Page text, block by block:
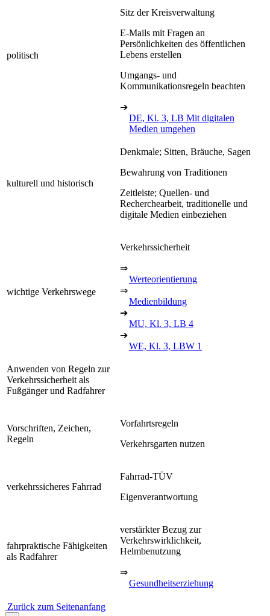
politisch
Sitz der Kreisverwaltung
E-Mails mit Fragen an
Persönlichkeiten des öffentlichen
Lebens erstellen
Umgangs- und
Kommunikationsregeln beachten
➔
DE, Kl. 3, LB Mit digitalen
Medien umgehen
kulturell und historisch
Denkmale; Sitten, Bräuche, Sagen
Bewahrung von Traditionen
Zeitleiste; Quellen- und
Recherchearbeit, traditionelle und
digitale Medien einbeziehen
wichtige Verkehrswege
Verkehrssicherheit
⇒
Werteorientierung
⇒
Medienbildung
➔
MU, Kl. 3, LB 4
➔
WE, Kl. 3, LBW 1
Anwenden von Regeln zur
Verkehrssicherheit als
Fußgänger und Radfahrer
Vorschriften, Zeichen,
Regeln
Vorfahrtsregeln
Verkehrsgarten nutzen
verkehrssicheres Fahrrad
Fahrrad-TÜV
Eigenverantwortung
fahrpraktische Fähigkeiten
als Radfahrer
verstärkter Bezug zur
Verkehrswirklichkeit,
Helmbenutzung
⇒
Gesundheitserziehung
Zurück zum Seitenanfang